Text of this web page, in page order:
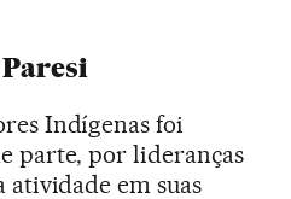
Indígenas foi
parte, por lideranças
atividade em suas